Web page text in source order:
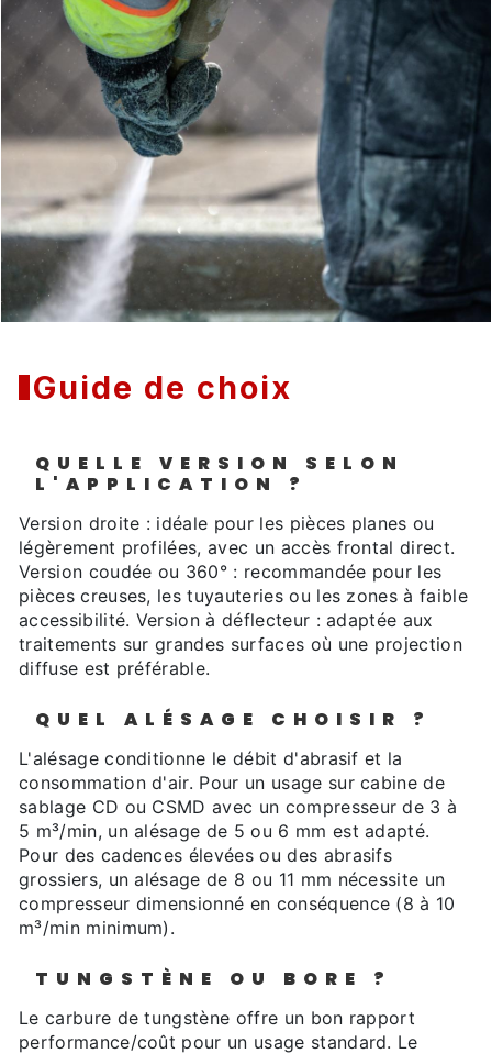
Guide de choix
QUELLE VERSION SELON
L'APPLICATION ?
Version droite : idéale pour les pièces planes ou
légèrement profilées, avec un accès frontal direct.
Version coudée ou 360° : recommandée pour les
pièces creuses, les tuyauteries ou les zones à faible
accessibilité. Version à déflecteur : adaptée aux
traitements sur grandes surfaces où une projection
diffuse est préférable.
QUEL ALÉSAGE CHOISIR ?
L'alésage conditionne le débit d'abrasif et la
consommation d'air. Pour un usage sur cabine de
sablage CD ou CSMD avec un compresseur de 3 à
5 m³/min, un alésage de 5 ou 6 mm est adapté.
Pour des cadences élevées ou des abrasifs
grossiers, un alésage de 8 ou 11 mm nécessite un
compresseur dimensionné en conséquence (8 à 10
m³/min minimum).
TUNGSTÈNE OU BORE ?
Le carbure de tungstène offre un bon rapport
performance/coût pour un usage standard. Le